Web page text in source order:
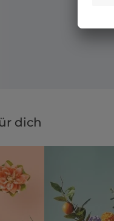
dich